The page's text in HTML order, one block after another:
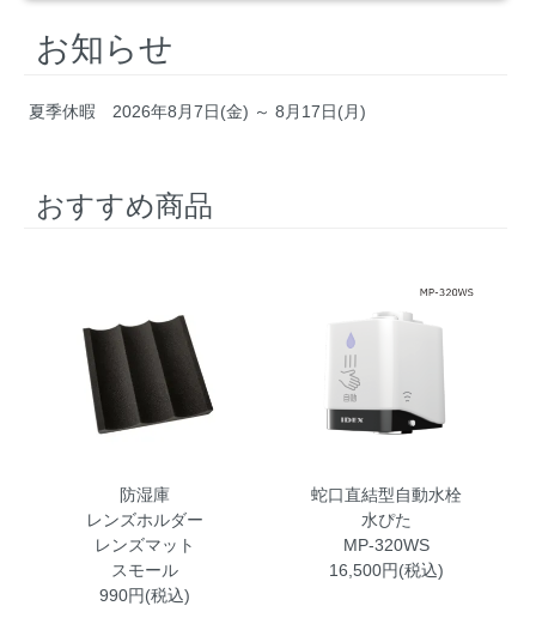
お知らせ
夏季休暇 2026年8月7日(金) ～ 8月17日(月)
おすすめ商品
防湿庫
レンズホルダー
レンズマット
スモール
990円(税込)
蛇口直結型自動水栓
水ぴた
MP-320WS
16,500円(税込)